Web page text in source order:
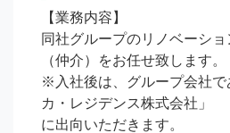
【業務内容】
同社グループのリノベーシ
（仲介）をお任せ致します。
※入社後は、グループ会社で
カ・レジデンス株式会社」
に出向いただきます。